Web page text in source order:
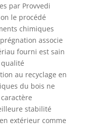
par Provvedi
le procédé
chimiques
associe
fourni est sain
au recyclage en
du bois ne
stabilité
extérieur comme